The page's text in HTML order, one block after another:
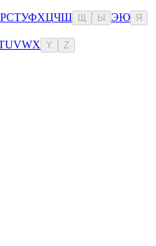
РСТУФХЦЧШ Ы ЭЮ Я
UVWX Y Z